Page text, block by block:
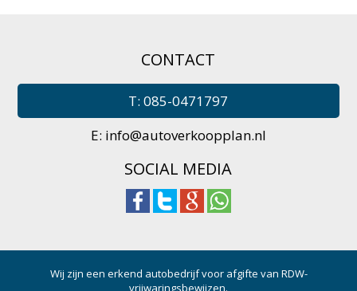
CONTACT
T: 085-0471797
E: info@autoverkoopplan.nl
SOCIAL MEDIA
Wij zijn een erkend autobedrijf voor afgifte van RDW-
vrijwaringsbewijzen.